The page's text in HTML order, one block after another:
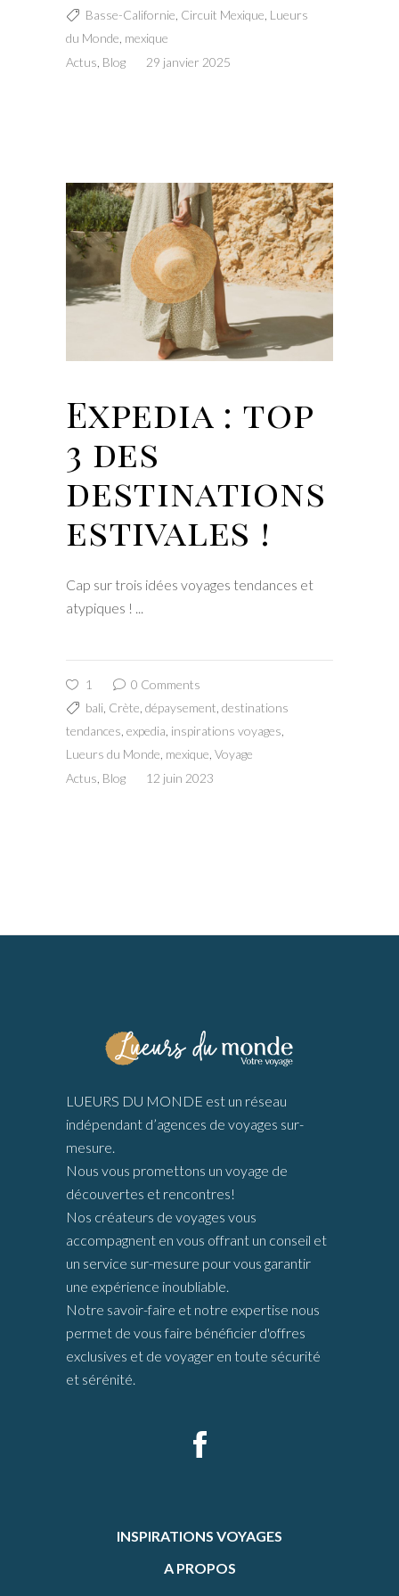
Basse-Californie Circuit Mexique Lueurs
du Monde mexique
Actus Blog 29 janvier 2025
Expedia : top
3 des
destinations
estivales !
Cap sur trois idées voyages tendances et
atypiques !
1
0 Comments
bali Crète dépaysement destinations
tendances expedia inspirations voyages
Lueurs du Monde mexique Voyage
Actus Blog 12 juin 2023
LUEURS DU MONDE est un réseau
indépendant d’agences de voyages sur-
mesure.
Nous vous promettons un voyage de
découvertes et rencontres!
Nos créateurs de voyages vous
accompagnent en vous offrant un conseil et
un service sur-mesure pour vous garantir
une expérience inoubliable.
Notre savoir-faire et notre expertise nous
permet de vous faire bénéficier d'offres
exclusives et de voyager en toute sécurité
et sérénité.
INSPIRATIONS VOYAGES
A PROPOS